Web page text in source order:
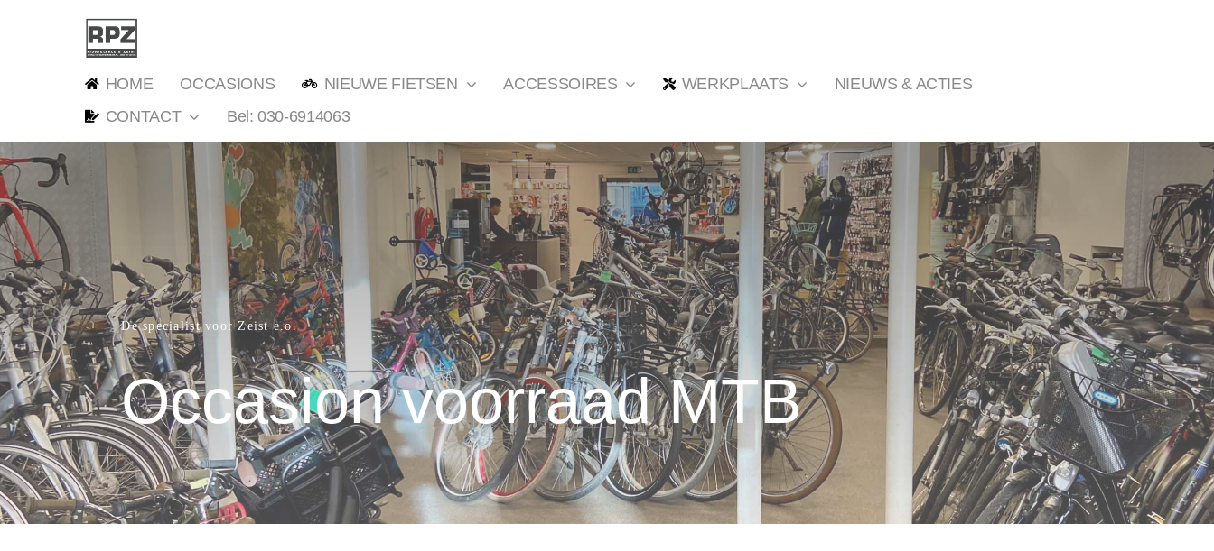
HOME OCCASIONS NIEUWE FIETSEN ACCESSOIRES WERKPLAATS
NIEUWS & ACTIES
CONTACT
Bel: 030-6914063
De specialist voor Zeist e.o.
Occasion voorraad MTB